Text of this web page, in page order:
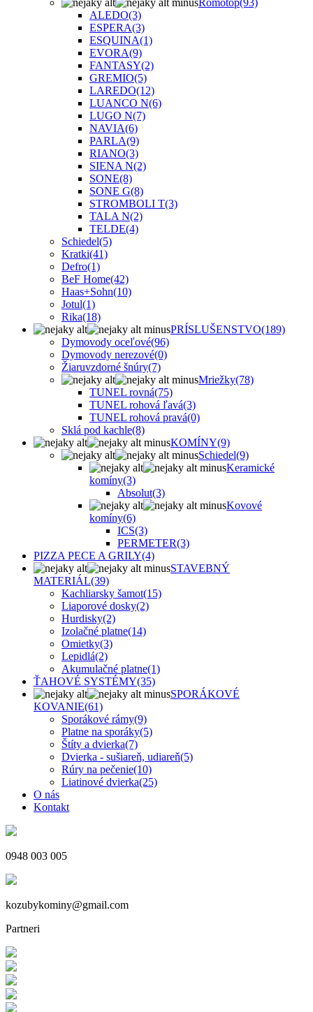
Romotop(93)
ALEDO(3)
ESPERA(3)
ESQUINA(1)
EVORA(9)
FANTASY(2)
GREMIO(5)
LAREDO(12)
LUANCO N(6)
LUGO N(7)
NAVIA(6)
PARLA(9)
RIANO(3)
SIENA N(2)
SONE(8)
SONE G(8)
STROMBOLI T(3)
TALA N(2)
TELDE(4)
Schiedel(5)
Kratki(41)
Defro(1)
BeF Home(42)
Haas+Sohn(10)
Jotul(1)
Rika(18)
PRÍSLUŠENSTVO(189)
Dymovody oceľové(96)
Dymovody nerezové(0)
Žiaruvzdorné šnúry(7)
Mriežky(78)
TUNEL rovná(75)
TUNEL rohová ľavá(3)
TUNEL rohová pravá(0)
Sklá pod kachle(8)
KOMÍNY(9)
Schiedel(9)
Keramické
komíny(3)
Absolut(3)
Kovové
komíny(6)
ICS(3)
PERMETER(3)
PIZZA PECE A GRILY(4)
STAVEBNÝ
MATERIÁL(39)
Kachliarsky šamot(15)
Liaporové dosky(2)
Hurdisky(2)
Izolačné platne(14)
Omietky(3)
Lepidlá(2)
Akumulačné platne(1)
ŤAHOVÉ SYSTÉMY(35)
SPORÁKOVÉ
KOVANIE(61)
Sporákové rámy(9)
Platne na sporáky(5)
Štíty a dvierka(7)
Dvierka - sušiareň, udiareň(5)
Rúry na pečenie(10)
Liatinové dvierka(25)
O nás
Kontakt
0948 003 005
kozubykominy@gmail.com
Partneri